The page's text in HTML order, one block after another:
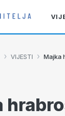
› VIJESTI › Majka